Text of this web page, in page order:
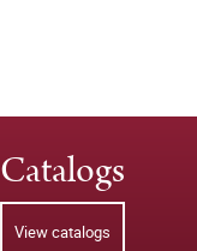
Catalogs
View catalogs